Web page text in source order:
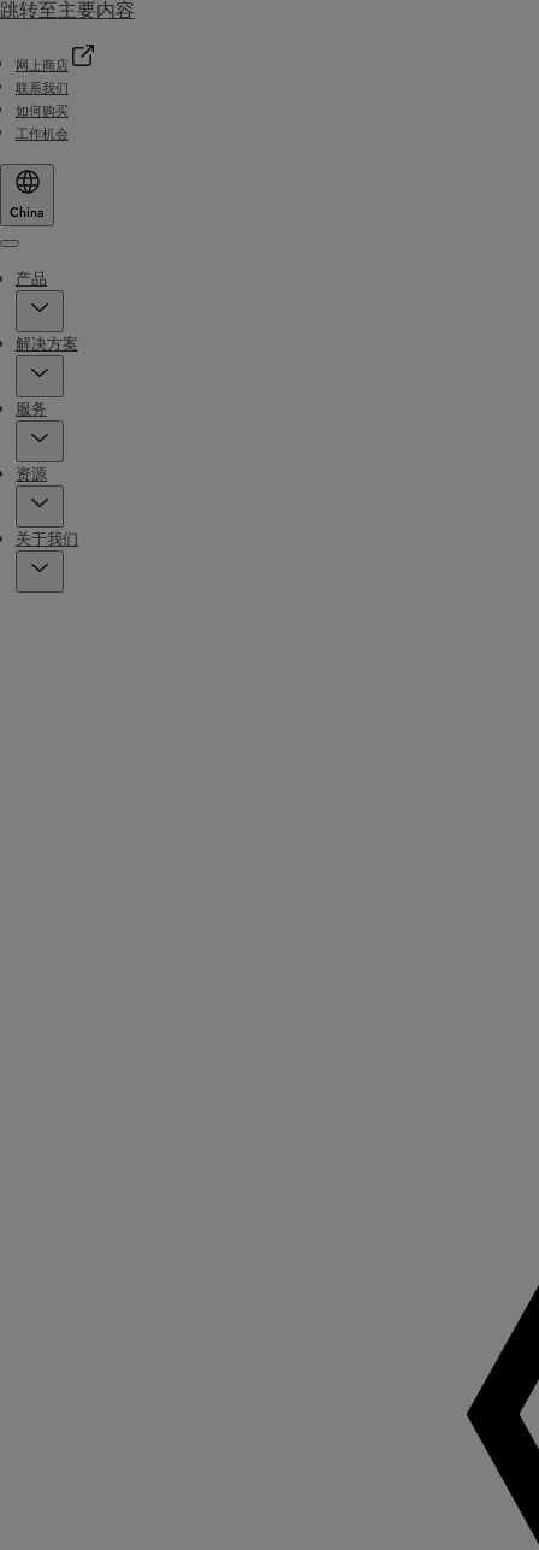
跳转至主要内容
网上商店
联系我们
如何购买
工作机会
China
Menu
产品
解决方案
服务
资源
关于我们